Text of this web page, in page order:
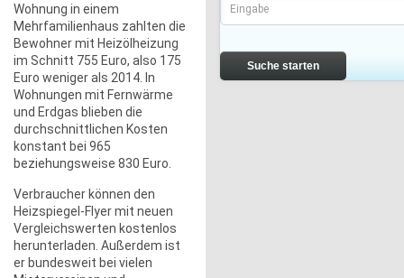
Wohnung in einem
Mehrfamilienhaus zahlten die
Bewohner mit Heizölheizung
im Schnitt 755 Euro, also 175
Euro weniger als 2014. In
Wohnungen mit Fernwärme
und Erdgas blieben die
durchschnittlichen Kosten
konstant bei 965
beziehungsweise 830 Euro.
Verbraucher können den
Heizspiegel-Flyer mit neuen
Vergleichswerten kostenlos
herunterladen. Außerdem ist
er bundesweit bei vielen
Suche starten